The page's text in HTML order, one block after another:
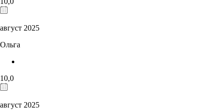
август 2025
Ольга
10,0
август 2025